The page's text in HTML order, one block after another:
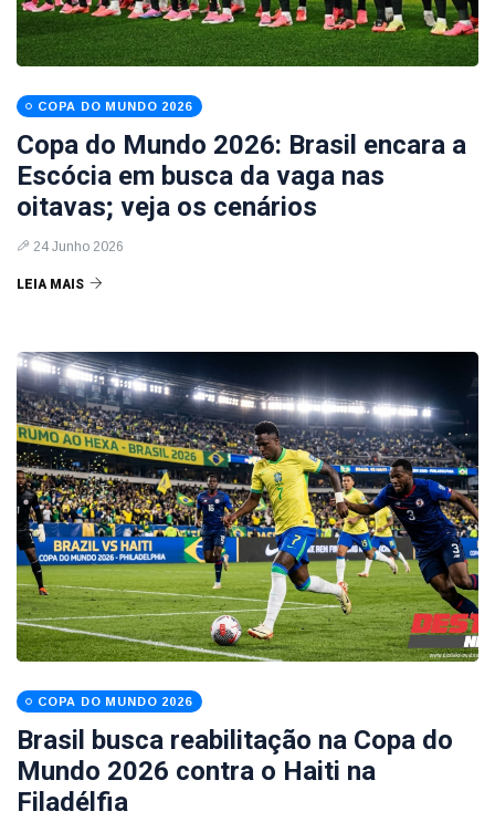
COPA DO MUNDO 2026
Copa do Mundo 2026: Brasil encara a
Escócia em busca da vaga nas
oitavas; veja os cenários
24 Junho 2026
LEIA MAIS
COPA DO MUNDO 2026
Brasil busca reabilitação na Copa do
Mundo 2026 contra o Haiti na
Filadélfia